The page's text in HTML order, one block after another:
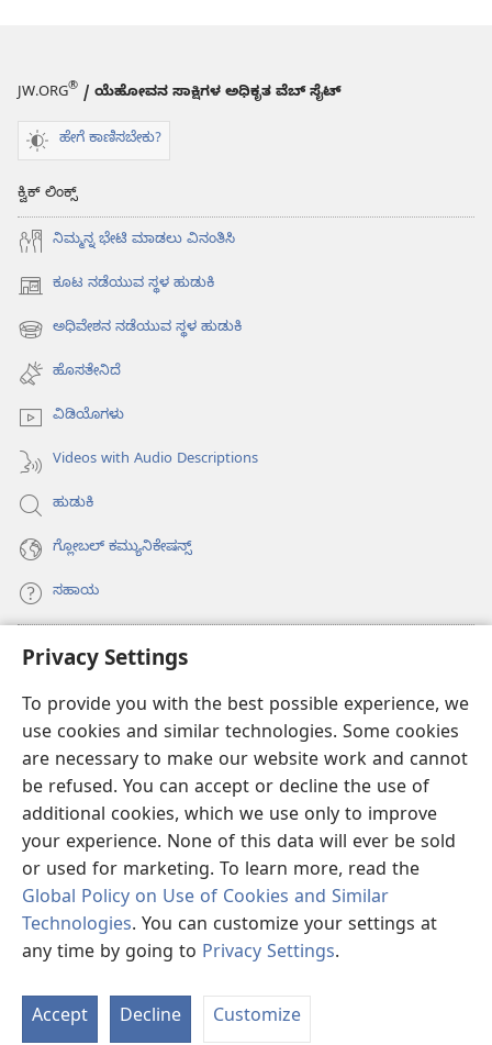
Privacy Settings
To provide you with the best possible experience, we
use cookies and similar technologies. Some cookies
are necessary to make our website work and cannot
be refused. You can accept or decline the use of
additional cookies, which we use only to improve
your experience. None of this data will ever be sold
or used for marketing. To learn more, read the
Global Policy on Use of Cookies and Similar
Technologies. You can customize your settings at
any time by going to Privacy Settings.
Accept Decline Customize
JW.ORG® / ಯೆಹೋವನ ಸಾಕ್ಷಿಗಳ ಅಧಿಕೃತ ವೆಬ್ ಸೈಟ್
ಹೇಗೆ ಕಾಣಿಸಬೇಕು?
ಕ್ವಿಕ್ ಲಿಂಕ್ಸ್
ನಿಮ್ಮನ್ನ ಭೇಟಿ ಮಾಡಲು ವಿನಂತಿಸಿ
ಕೂಟ ನಡೆಯುವ ಸ್ಥಳ ಹುಡುಕಿ
(opens
new
window)
ಅಧಿವೇಶನ ನಡೆಯುವ ಸ್ಥಳ ಹುಡುಕಿ
(opens
new
window)
ಹೊಸತೇನಿದೆ
ವಿಡಿಯೊಗಳು
Videos with Audio Descriptions
ಹುಡುಕಿ
ಗ್ಲೋಬಲ್‌ ಕಮ್ಯುನಿಕೇಷನ್ಸ್‌
ಸಹಾಯ
ಕಾಣಿಕೆಗಳು
(opens
window)ವಾಚ್‌ಟವರ್‌ ಆನ್‌ಲೈನ್‌ ಲೈಬ್ರರಿ
(opens
new
window)
®
(opens
new
JW ಲೈಬ್ರರಿಆ್ಯಪ್‌
Copyright© 2026 Watch Tower Bible and Tract Society of Pennsylvania.